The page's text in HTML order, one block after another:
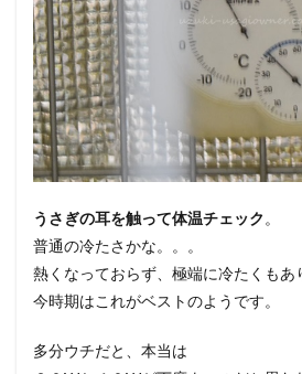
うさぎの耳を触って体温チェック。
普通の冷たさかな。。。
熱くなっておらず、極端に冷たくもあ
今時期はこれがベストのようです。
多分ウチだと、本当は